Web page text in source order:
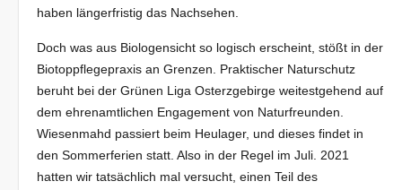
haben längerfristig das Nachsehen.
Doch was aus Biologensicht so logisch erscheint, stößt in der
Biotoppflegepraxis an Grenzen. Praktischer Naturschutz
beruht bei der Grünen Liga Osterzgebirge weitestgehend auf
dem ehrenamtlichen Engagement von Naturfreunden.
Wiesenmahd passiert beim Heulager, und dieses findet in
den Sommerferien statt. Also in der Regel im Juli. 2021
hatten wir tatsächlich mal versucht, einen Teil des